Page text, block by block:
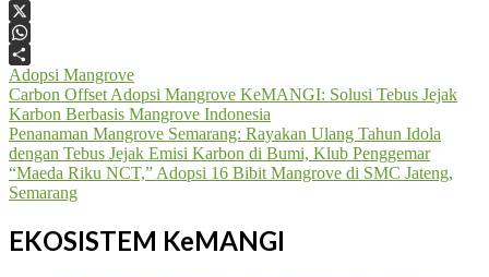
LinkedIn
X
WhatsApp
Share
Adopsi Mangrove
Navigasi
pos
Carbon Offset Adopsi Mangrove KeMANGI: Solusi Tebus Jejak
Karbon Berbasis Mangrove Indonesia
Penanaman Mangrove Semarang: Rayakan Ulang Tahun Idola
dengan Tebus Jejak Emisi Karbon di Bumi, Klub Penggemar
“Maeda Riku NCT,” Adopsi 16 Bibit Mangrove di SMC Jateng,
Semarang
EKOSISTEM KeMANGI